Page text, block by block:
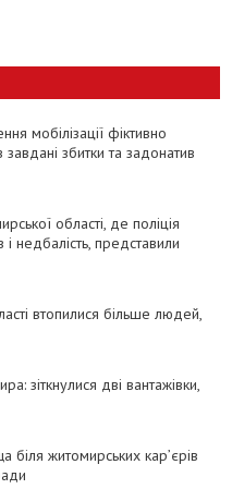
мобілізації фіктивно
збитки та задонатив
області, де поліція
недбалість, представили
втопилися більше людей,
зіткнулися дві вантажівки,
біля житомирських кар’єрів